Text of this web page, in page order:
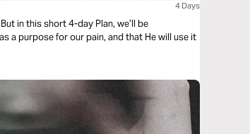
4 Days
in this short 4-day Plan, we’ll be
a purpose for our pain, and that He will use it